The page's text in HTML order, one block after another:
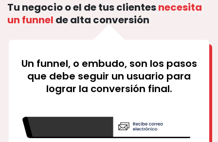
Tu negocio o el de tus clientesnecesita
un funnel de alta conversión
Un funnel, o embudo, son los pasos
que debe seguir un usuario para
lograr la conversión final.